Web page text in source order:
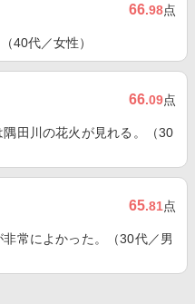
66.98点
40代／女性）
66.09点
田川の花火が見れる。（30
65.81点
常によかった。（30代／男